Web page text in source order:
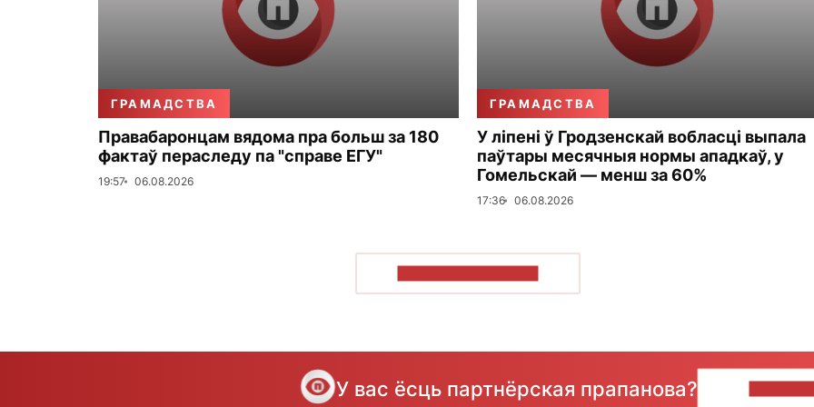
ГРАМАДСТВА
Правабаронцам вядома пра больш за 180
фактаў пераследу па "справе ЕГУ"
19:57 06.08.2026
ГРАМАДСТВА
У ліпені ў Гродзенскай вобласці выпала
паўтары месячныя нормы ападкаў, у
Гомельскай — менш за 60%
17:36 06.08.2026
У вас ёсць партнёрская прапанова?